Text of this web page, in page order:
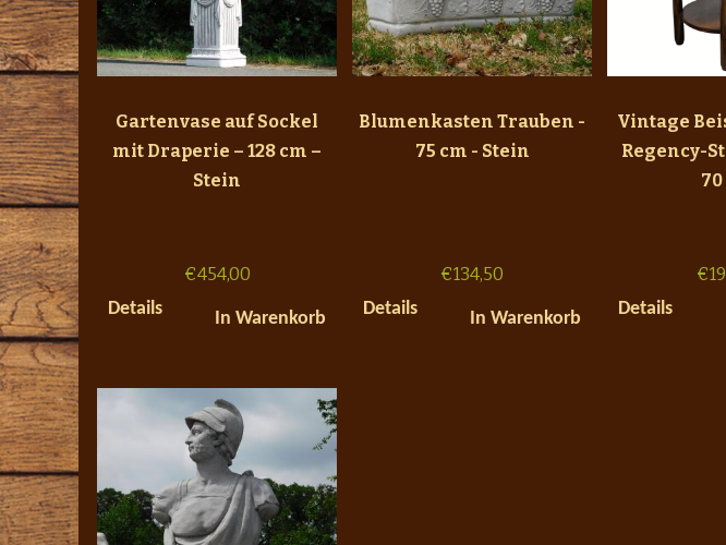
Gartenvase auf Sockel
mit Draperie – 128 cm –
Stein
€454,00
Details
In Warenkorb
Blumenkasten Trauben -
75 cm - Stein
€134,50
Details
In Warenkorb
Vintage
Regency-
€
Details